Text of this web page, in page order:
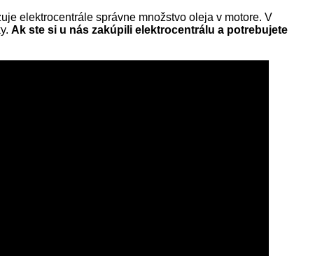
elektrocentrále správne množstvo oleja v motore. V
Ak ste si u nás zakúpili elektrocentrálu a potrebujete